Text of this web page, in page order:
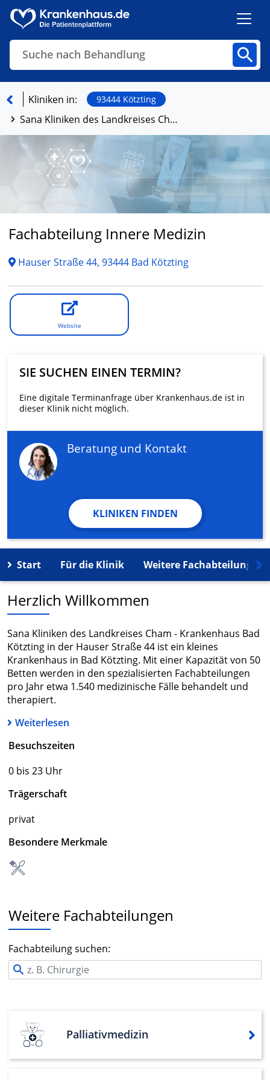
Suche nach Behandlung
Finden
Kliniken in: 93444 Kötzting
Sana Kliniken des Landkreises Cham - Krankenhaus Bad Kötzting
Fachabteilung Innere Medizin
Hauser Straße 44, 93444 Bad Kötzting
Website
SIE SUCHEN EINEN TERMIN?
Eine digitale Terminanfrage über Krankenhaus.de ist in
dieser Klinik nicht möglich.
Beratung und Kontakt
KLINIKEN FINDEN
Start Für die Klinik Weitere Fachabteilungen
Herzlich Willkommen
Sana Kliniken des Landkreises Cham - Krankenhaus Bad
Kötzting in der Hauser Straße 44 ist ein kleines
Krankenhaus in Bad Kötzting. Mit einer Kapazität von 50
Betten werden in den spezialisierten Fachabteilungen
pro Jahr etwa 1.540 medizinische Fälle behandelt und
therapiert.
Weiterlesen
Besuchszeiten
0 bis 23 Uhr
Trägerschaft
privat
Besondere Merkmale
Weitere Fachabteilungen
Fachabteilung suchen:
Palliativmedizin